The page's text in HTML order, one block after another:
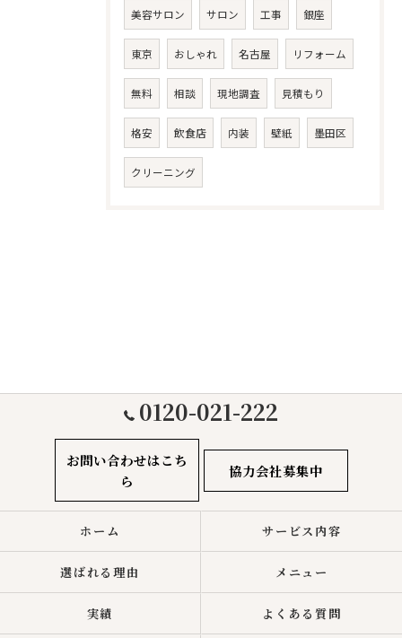
美容サロン サロン 工事 銀座
東京 おしゃれ 名古屋 リフォーム
無料 相談 現地調査 見積もり
格安 飲食店 内装 壁紙 墨田区
クリーニング
0120-021-222
お問い合わせはこち
ら
協力会社募集中
ホーム サービス内容
選ばれる理由 メニュー
実績 よくある質問